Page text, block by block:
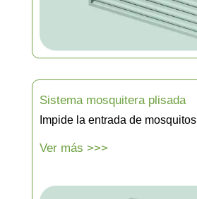
Sistema mosquitera plisada
Impide la entrada de mosquitos
Ver más >>>